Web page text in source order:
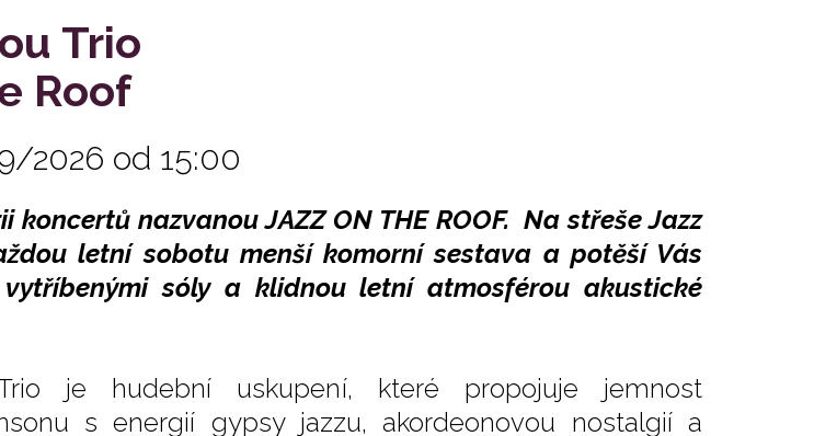
Trio
Roof
2026 od 15:00
koncertů nazvanou JAZZ ON THE ROOF. Na střeše Jazz
letní sobotu menší komorní sestava a potěší Vás
vytříbenými sóly a klidnou letní atmosférou akustické
je hudební uskupení, které propojuje jemnost
s energií gypsy jazzu, akordeonovou nostalgií a